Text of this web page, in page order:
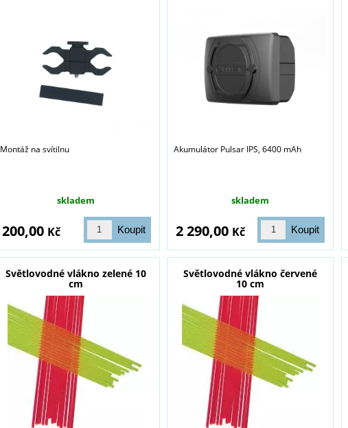
Montáž na svítilnu
skladem
200,00 Kč
Akumulátor Pulsar IPS, 6400 mAh
skladem
2 290,00 Kč
Světlovodné vlákno zelené 10
cm
Světlovodné vlákno červené
10 cm